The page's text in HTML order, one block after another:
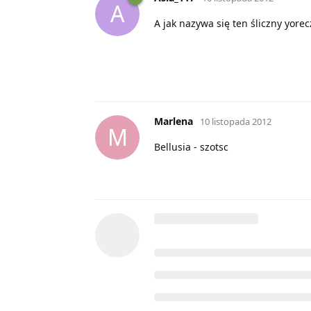
A A jak nazywa się ten śliczny
M
Marlena 10 listopada 2012
Bellusia - szotsc